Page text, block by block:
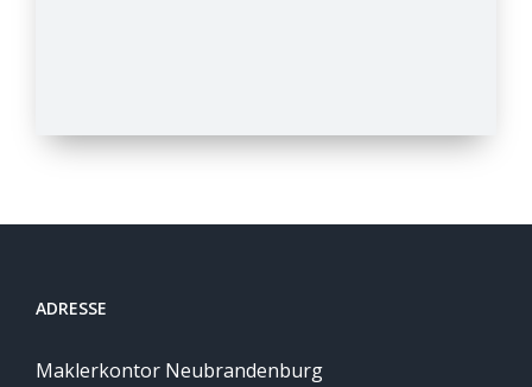
ADRESSE
Maklerkontor Neubrandenburg